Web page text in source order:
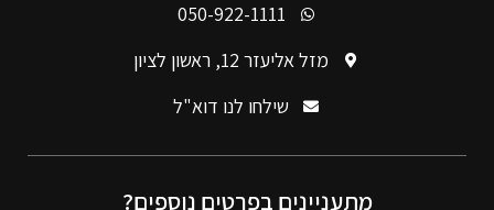
050-922-1111
מזל אליעזר 12, ראשון לציון
שילחו לנו דוא"ל
מתעניינים בפרטים נוספים?